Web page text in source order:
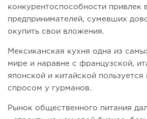
конкурентоспособности привлек
предпринимателей, сумевших
окупить свои вложения.
Мексиканская кухня одна из
мире и наравне с французской,
японской и китайской
спросом у гурманов.
Рынок общественного питания